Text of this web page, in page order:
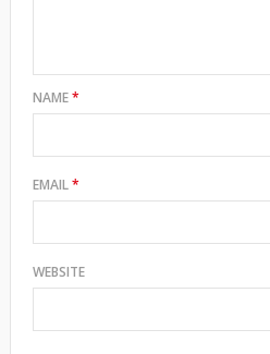
NAME*
EMAIL*
WEBSITE